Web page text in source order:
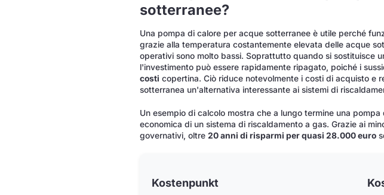
sotterranee?
Una pompa di calore per acque sotterranee è utile perché
grazie alla temperatura costantemente elevata delle acque
operativi sono molto bassi. Soprattutto quando si sostituisce
l'investimento può essere rapidamente ripagato, poiché i
costi copertina. Ciò riduce notevolmente i costi di acquisto e
sotterranea un'alternativa interessante ai sistemi di
Un esempio di calcolo mostra che a lungo termine una
economica di un sistema di riscaldamento a gas. Grazie ai
governativi, oltre20 anni di risparmi per quasi 28.000 euro
Kostenpunkt